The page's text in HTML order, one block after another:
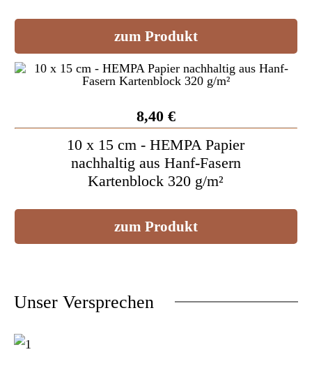
zum Produkt
8,40 €
10 x 15 cm - HEMPA Papier
nachhaltig aus Hanf-Fasern
Kartenblock 320 g/m²
zum Produkt
Unser Versprechen